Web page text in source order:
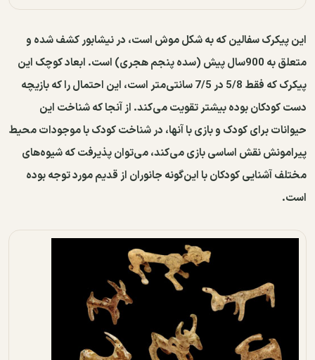
این پیکرک سفالین که به شکل موش است، در نیشابور کشف شده و
متعلق به 900سال پیش (سده پنجم هجری) است. ابعاد کوچک این
پیکرک که فقط 5/8 در 7/5 سانتی‌متر است، این احتمال را که بازیچه
دست کودکان بوده بیشتر تقویت می‌کند. از آنجا که شناخت این
حیوانات برای کودک و بازی با آنها، در شناخت کودک با موجودات محیط
پیرامونش نقش اساسی بازی می‌کند، می‌توان پذیرفت که شیوه‌های
مختلف آشنایی کودکان با این‌گونه جانوران از قدیم مورد توجه بوده
‌است.